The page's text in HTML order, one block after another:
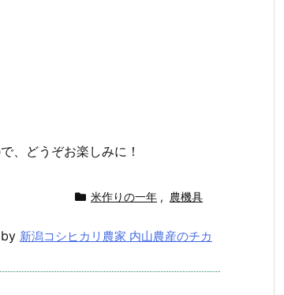
、どうぞお楽しみに！
米作りの一年 , 農機具
新潟コシヒカリ農家 内山農産のチカ